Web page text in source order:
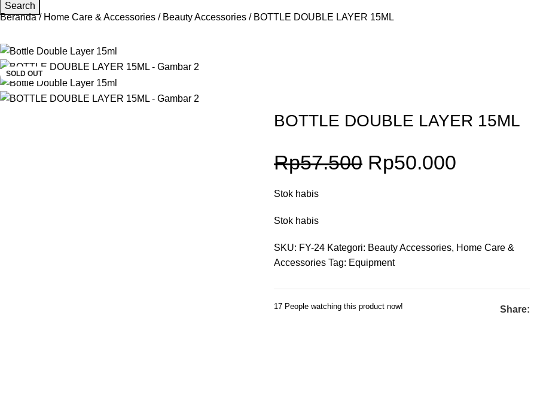
Search
Beranda Home Care & Accessories Beauty Accessories BOTTLE DOUBLE LAYER 15ML
SOLD OUT
BOTTLE DOUBLE LAYER 15ML
Rp57.500 Rp50.000
Stok habis
Stok habis
SKU: FY-24 Kategori: Beauty Accessories, Home Care &
Accessories Tag: Equipment
17 People watching this product now! Share: